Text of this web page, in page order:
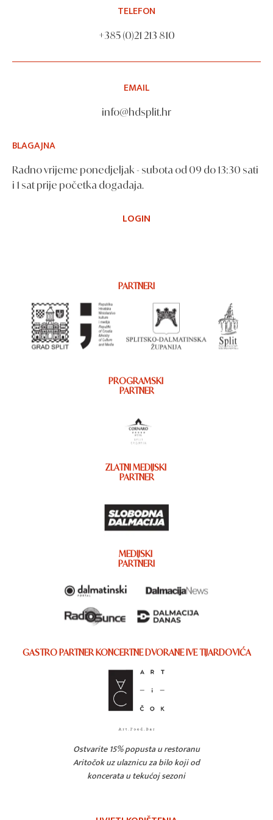
TELEFON
+385 (0)21 213 810
EMAIL
info@hdsplit.hr
BLAGAJNA
Radno vrijeme ponedjeljak - subota od 09 do 13:30 sati
i 1 sat prije početka događaja.
LOGIN
PARTNERI
PROGRAMSKI
PARTNER
ZLATNI MEDIJSKI
PARTNER
MEDIJSKI
PARTNERI
GASTRO PARTNER KONCERTNE DVORANE IVE TIJARDOVIĆA
Ostvarite 15% popusta u restoranu
Aritočok uz ulaznicu za bilo koji od
koncerata u tekućoj sezoni